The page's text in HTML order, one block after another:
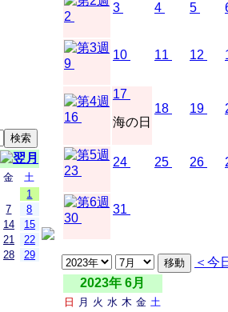
金
土
1
7
8
14
15
21
22
28
29
2
3 4 5
9
10 11 12
16
17
海の日
18 19
23
24 25 26
30
31
＜今
2023年 6月
日 月 火 水 木 金 土